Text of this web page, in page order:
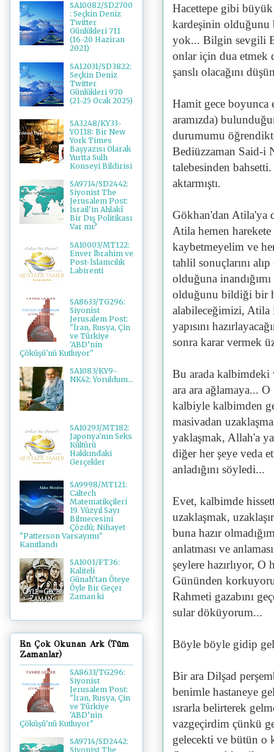
Hacettepe gibi büyük
kardeşinin olduğunu
yok... Bilgin sevgili
onlar için dua etmek
şanslı olacağını
Hamit gece boyunca
aramızda)
durumumu
Bediüzzaman Said-i
talebesinden
aktarmıştı.
Gökhan'dan Atila'ya
Atila hemen
kaybetmeyelim ve
tahlil sonuçlarını
olduğuna
olduğunu bildiği bir
alabileceğimizi,
yapısını
sonra karar vermek
Bu arada kalbimdeki
ara ara ağlamaya...
kalbiyle kalbimden
masivadan
yaklaşmak, Allah'a
diğer her şeye veda
anladığını söyledi...
Evet, kalbimde
uzaklaşmak,
buna hazır
anlatması ve
şeylere hazırlıyor, O
Gününden
Rahmeti gazabını
sular döküyorum...
Böyle böyle gidip
Bir ara Dilşad
benimle hastaneye
ısrarla belirterek
vazgeçirdim çünkü
gelecekti ve bütün o
SA10082/SD2700
: Seçkin Deniz
Twitter
Günlükleri 711
(16-20 Haziran
2021)
SA12031/SD3822:
Seçkin Deniz
Twitter
Günlükleri 970
(21-25 Ocak 2025)
SA3248/KY33-
YO118: Bir New
York Times
Başyazısı Olarak
Yurtta Sulh
Konseyi Bildirisi
SA9714/SD2442:
Siyonist The
Jerusalem Post:
İsrail'in Ahlakî
Bir Dış Politikası
Var mı?
SA10003/MT122:
Enver İbrahim ve
Post-İslamcılık
Labirenti
SA8633/TG296:
Siyonist
Jerusalem Post:
"İran, Rusya, Çin
ve Türkiye
'ABD’nin
Çöküşü'nü Kutluyor"
SA1083/KY9-
NK42: Yoruldum...
SA10293/MT182:
Japonya'nın Seks
Kültürü
Hakkındaki
Gerçekler
SA9998/MT121:
Caltech
Matematikçileri
19. Yüzyıl Sayı
Bilmecesini
Çözdü; Nihayet
"Patterson Varsayımı"
Kanıtlandı
SA1001/FT36:
Kaliteli
Günah’tan Öteye
Öyle Bir Geçer
Zaman ki
En Çok Okunan Ark (Tüm
Zamanlar)
SA8633/TG296:
Siyonist
Jerusalem Post:
"İran, Rusya, Çin
ve Türkiye
'ABD’nin
Çöküşü'nü Kutluyor"
SA9714/SD2442:
Siyonist The